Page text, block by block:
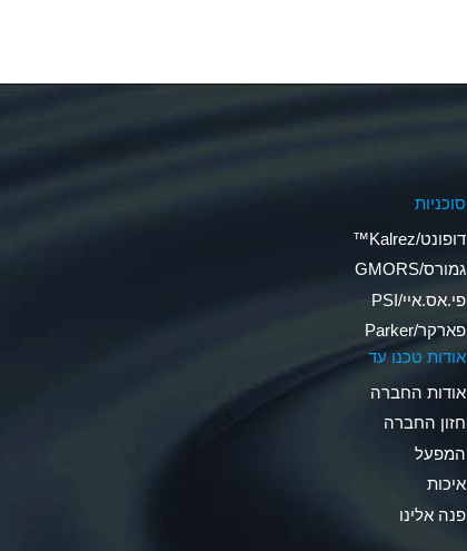
סוכניות
דופונט/Kalrez™
גמורס/GMORS
פי.אס.איי/PSI
פארקר/Parker
אודות טכנו עד
אודות החברה
חזון החברה
המפעל
איכות
פנה אלינו